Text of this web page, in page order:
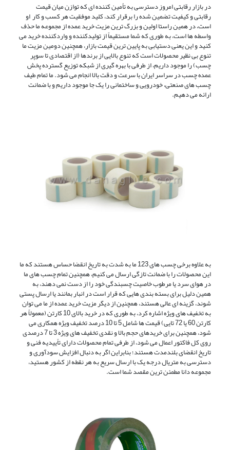
در بازار رقابتی امروز دسترسی به تأمین ‌کننده‌ ای که توازن میان قیمت
رقابتی و کیفیت تضمین‌ شده را برقرار کند، کلید موفقیت هر کسب‌ و کار او
است، در همین راستا اولین و بزرگ ‌ترین مزیت خرید عمده از مجموعه ما حذف
واسطه‌ ها است، به طوری که شما مستقیماً از تولیدکننده و واردکننده خرید می‌
کنید و این یعنی دستیابی به پایین‌ ترین قیمت بازار، همچنین دومین مزیت ما
تنوع بی ‌نظیر محصولات است که تنوع بالایی از برندها (از اقتصادی تا سوپر
چسب) را موجود داریم، از طرفی با بهره ‌گیری از شبکه توزیع گسترده پخش
عمده چسب در سراسر ایران با سرعت و دقت بالا انجام می ‌شود. ما تمام طیف
چسب ‌های صنعتی، خودرویی و ساختمانی را یک‌ جا موجود داریم و با ضمانت
ارائه می دهیم.
به علاوه برخی چسب های 123 ما به شدت به تاریخ انقضا حساس هستند که ما
این محصولات را با ضمانت تازگی ارسال می کنیم، همچنین تمام چسب های ما
در هوای سرد یا مرطوب خاصیت چسبندگی خود را از دست نمی‌ دهند، به
همین دلیل برای بسته ‌بندی ‌هایی که قرار است در انبار بمانند یا ارسال پستی
شوند، گزینه ‌ای عالی هستند، همچنین از دیگر مزیت خرید عمده از ما می توان
به تخفیف های ویژه اشاره کرد، به طوری که در خرید بالای 10 کارتن (معمولاً هر
کارتن 60 یا 72 تایی) قیمت‌ ها شامل 5 تا 10 درصد تخفیف ویژه همکاری می
‌شود، همچنین برای خریدهای حجم بالا و نقدی تخفیف ‌های ویژه 3 تا 7 درصدی
روی کل فاکتور اعمال می‌ شود، از طرفی تمام محصولات دارای تاًییدیه فنی و
تاریخ انقضای بلندمدت هستند؛ بنابراین اگر به دنبال افزایش سودآوری و
دسترسی به متریال درجه‌ یک با ارسال سریع به هر نقطه از کشور هستید،
مجموعه دانا مطمئن‌ ترین مقصد شما است.